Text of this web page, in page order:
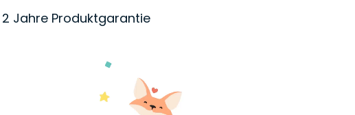
2 Jahre Produktgarantie